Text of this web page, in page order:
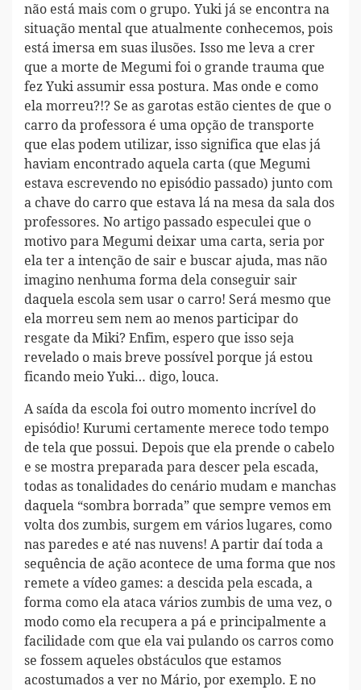
não está mais com o grupo. Yuki já se encontra na
situação mental que atualmente conhecemos, pois
está imersa em suas ilusões. Isso me leva a crer
que a morte de Megumi foi o grande trauma que
fez Yuki assumir essa postura. Mas onde e como
ela morreu?!? Se as garotas estão cientes de que o
carro da professora é uma opção de transporte
que elas podem utilizar, isso significa que elas já
haviam encontrado aquela carta (que Megumi
estava escrevendo no episódio passado) junto com
a chave do carro que estava lá na mesa da sala dos
professores. No artigo passado especulei que o
motivo para Megumi deixar uma carta, seria por
ela ter a intenção de sair e buscar ajuda, mas não
imagino nenhuma forma dela conseguir sair
daquela escola sem usar o carro! Será mesmo que
ela morreu sem nem ao menos participar do
resgate da Miki? Enfim, espero que isso seja
revelado o mais breve possível porque já estou
ficando meio Yuki… digo, louca.
A saída da escola foi outro momento incrível do
episódio! Kurumi certamente merece todo tempo
de tela que possui. Depois que ela prende o cabelo
e se mostra preparada para descer pela escada,
todas as tonalidades do cenário mudam e manchas
daquela “sombra borrada” que sempre vemos em
volta dos zumbis, surgem em vários lugares, como
nas paredes e até nas nuvens! A partir daí toda a
sequência de ação acontece de uma forma que nos
remete a vídeo games: a descida pela escada, a
forma como ela ataca vários zumbis de uma vez, o
modo como ela recupera a pá e principalmente a
facilidade com que ela vai pulando os carros como
se fossem aqueles obstáculos que estamos
acostumados a ver no Mário, por exemplo. E no